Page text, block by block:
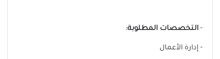
- التخصصات المطلوبة:
- إدارة الأعمال